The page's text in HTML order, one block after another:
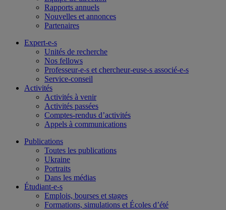
Rapports annuels
Nouvelles et annonces
Partenaires
Expert-e-s
Unités de recherche
Nos fellows
Professeur-e-s et chercheur-euse-s associé-e-s
Service-conseil
Activités
Activités à venir
Activités passées
Comptes-rendus d’activités
Appels à communications
Publications
Toutes les publications
Ukraine
Portraits
Dans les médias
Étudiant-e-s
Emplois, bourses et stages
Formations, simulations et Écoles d’été